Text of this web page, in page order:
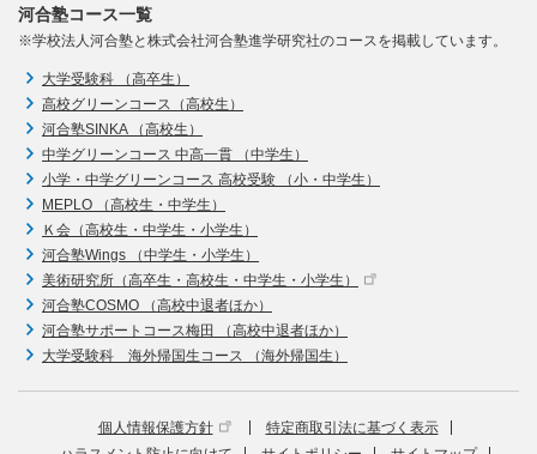
河合塾コース一覧
※学校法人河合塾と株式会社河合塾進学研究社のコースを掲載しています。
大学受験科 （高卒生）
高校グリーンコース（高校生）
河合塾SINKA （高校生）
中学グリーンコース 中高一貫 （中学生）
小学・中学グリーンコース 高校受験 （小・中学生）
MEPLO （高校生・中学生）
Ｋ会（高校生・中学生・小学生）
河合塾Wings （中学生・小学生）
美術研究所（高卒生・高校生・中学生・小学生）
河合塾COSMO （高校中退者ほか）
河合塾サポートコース梅田 （高校中退者ほか）
大学受験科 海外帰国生コース （海外帰国生）
個人情報保護方針
特定商取引法に基づく表示